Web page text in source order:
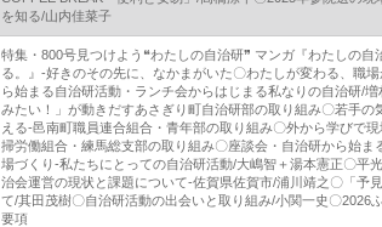
を知る/山内佳菜子
特集・800号見つけよう❝わたしの自治研❞ マンガ『わたしの自
る。』‐好きのその先に、なかまがいた〇わたしが変わる、職
ら始まる自治研活動・ランチ会からはじまる私なりの自治研/
みたい！」が動きだすあさぎり町自治研部の取り組み〇若手の
える‐邑南町職員連合組合・青年部の取り組み〇外から学びで
掃労働組合・練馬総支部の取り組み〇座談会・自治研から始ま
場づくり‐私たちにとっての自治研活動/大嶋智＋湯本憲正〇平
治会運営の現状と課題について‐佐賀県佐賀市/浦川靖之〇「予
て/其田茂樹〇自治研活動の出会いと取り組み/小関一史〇2026
要項